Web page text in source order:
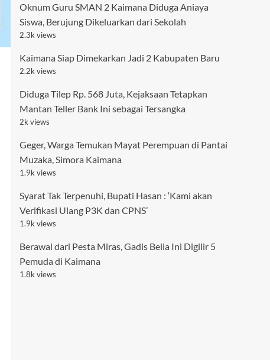
Oknum Guru SMAN 2 Kaimana Diduga Aniaya
Siswa, Berujung Dikeluarkan dari Sekolah
2.3k views
Kaimana Siap Dimekarkan Jadi 2 Kabupaten Baru
2.2k views
Diduga Tilep Rp. 568 Juta, Kejaksaan Tetapkan
Mantan Teller Bank Ini sebagai Tersangka
2k views
Geger, Warga Temukan Mayat Perempuan di Pantai
Muzaka, Simora Kaimana
1.9k views
Syarat Tak Terpenuhi, Bupati Hasan : ‘Kami akan
Verifikasi Ulang P3K dan CPNS’
1.9k views
Berawal dari Pesta Miras, Gadis Belia Ini Digilir 5
Pemuda di Kaimana
1.8k views